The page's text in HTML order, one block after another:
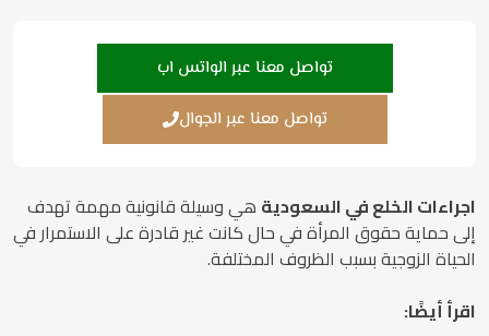
تواصل معنا عبر الواتس اب
تواصل معنا عبر الجوال
اجراءات الخلع في السعودية هي وسيلة قانونية مهمة تهدف
إلى حماية حقوق المرأة في حال كانت غير قادرة على الاستمرار في
الحياة الزوجية بسبب الظروف المختلفة.
اقرأ أيضًا: